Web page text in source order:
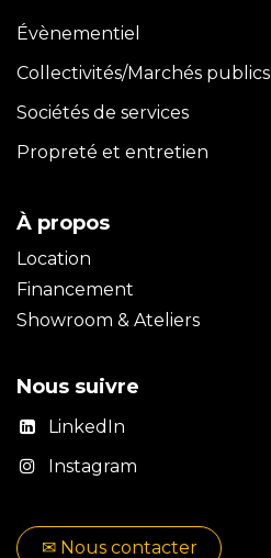
Évènementiel
Collectivités/Marchés publics
Sociétés de services
Propreté et entretien
À propos
Location
Financement
Showroom & Ateliers
Nous suivre
LinkedIn
Instagram
✉​​ No​​​​us contacter